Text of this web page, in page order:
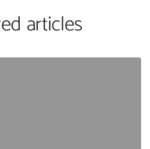
articles